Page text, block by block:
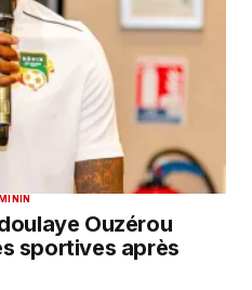
Ouzérou
sportives après